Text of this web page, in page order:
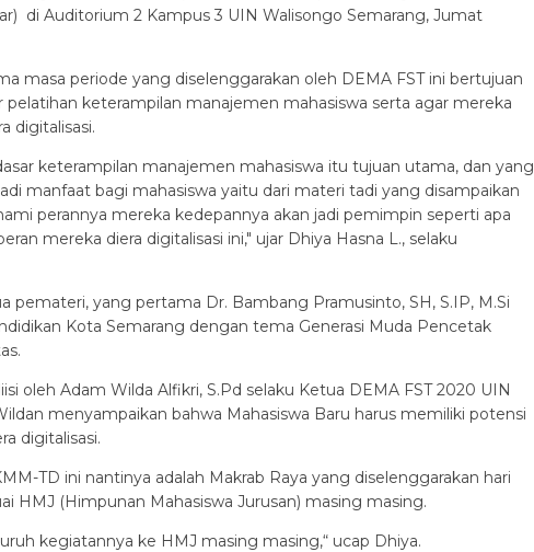
di Auditorium 2 Kampus 3 UIN Walisongo Semarang, Jumat
masa periode yang diselenggarakan oleh DEMA FST ini bertujuan
pelatihan keterampilan manajemen mahasiswa serta agar mereka
digitalisasi.
keterampilan manajemen mahasiswa itu tujuan utama, dan yang
manfaat bagi mahasiswa yaitu dari materi tadi yang disampaikan
perannya mereka kedepannya akan jadi pemimpin seperti apa
mereka diera digitalisasi ini," ujar Dhiya Hasna L., selaku
pemateri, yang pertama Dr. Bambang Pramusinto, SH, S.IP, M.Si
Kota Semarang dengan tema Generasi Muda Pencetak
oleh Adam Wilda Alfikri, S.Pd selaku Ketua DEMA FST 2020 UIN
menyampaikan bahwa Mahasiswa Baru harus memiliki potensi
digitalisasi.
TD ini nantinya adalah Makrab Raya yang diselenggarakan hari
HMJ (Himpunan Mahasiswa Jurusan) masing masing.
kegiatannya ke HMJ masing masing,“ ucap Dhiya.